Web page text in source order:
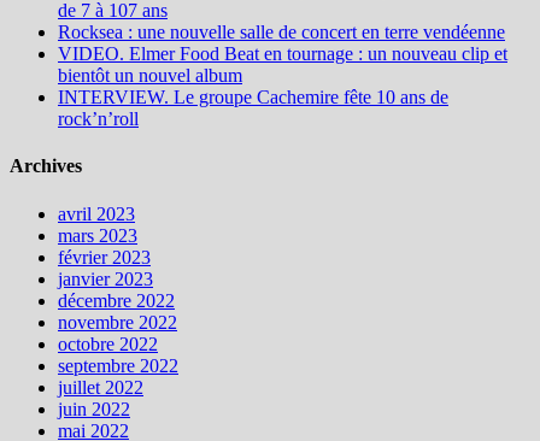
de 7 à 107 ans
Rocksea : une nouvelle salle de concert en terre vendéenne
VIDEO. Elmer Food Beat en tournage : un nouveau clip et
bientôt un nouvel album
INTERVIEW. Le groupe Cachemire fête 10 ans de
rock’n’roll
Archives
avril 2023
mars 2023
février 2023
janvier 2023
décembre 2022
novembre 2022
octobre 2022
septembre 2022
juillet 2022
juin 2022
mai 2022